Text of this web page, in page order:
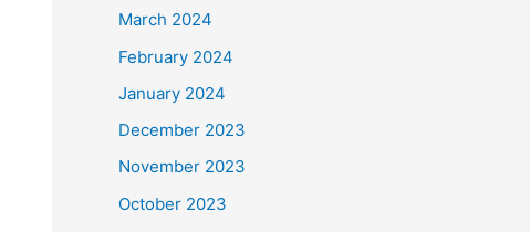
March 2024
February 2024
January 2024
December 2023
November 2023
October 2023